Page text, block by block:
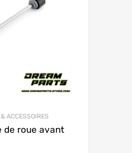
ACCESSOIRES
de roue avant